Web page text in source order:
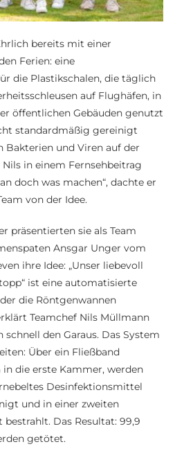
bereits mit einer
Ferien: eine
die Plastikschalen, die täglich
auf Flughäfen, in
öffentlichen Gebäuden genutzt
standardmäßig gereinigt
Bakterien und Viren auf der
Nils in einem Fernsehbeitrag
doch was machen“, dachte er
von der Idee.
präsentierten sie als Team
Ansgar Unger vom
ihre Idee: „Unser liebevoll
ist eine automatisierte
die Röntgenwannen
Teamchef Nils Müllmann
schnell den Garaus. Das System
Über ein Fließband
die erste Kammer, werden
Desinfektionsmittel
und in einer zweiten
bestrahlt. Das Resultat: 99,9
getötet.